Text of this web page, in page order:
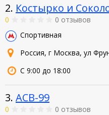
2. Костырко и
0
0 отзывов
Спортивная
Россия, г Москва, ул
С 9:00 до 18:00
3. АСВ-99
0
0 отзывов